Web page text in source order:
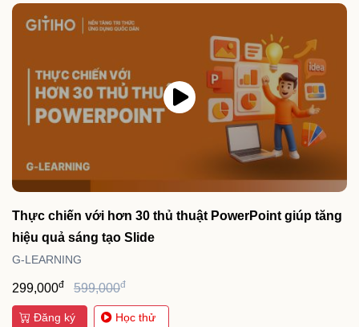
Thực chiến với hơn 30 thủ thuật PowerPoint giúp tăng
hiệu quả sáng tạo Slide
G-LEARNING
299,000đ 599,000đ
Đăng ký Học thử